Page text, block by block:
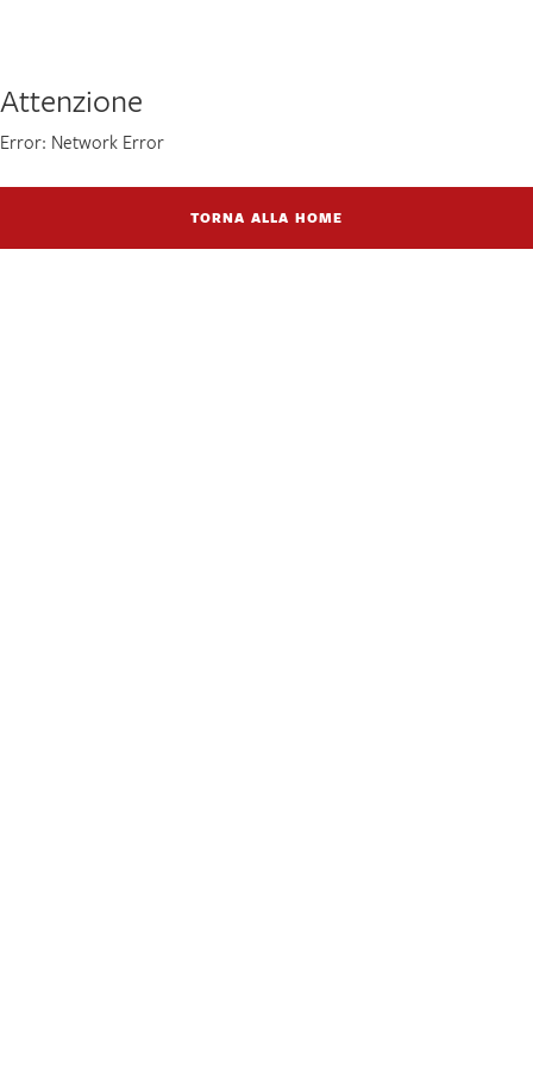
Attenzione
Error: Network Error
TORNA ALLA HOME